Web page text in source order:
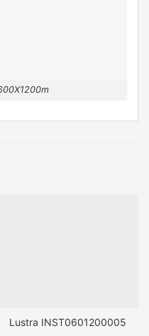
Lustra INST0601200005